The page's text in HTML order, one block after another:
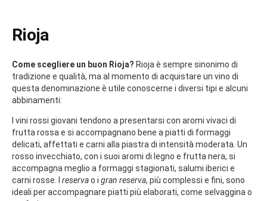
Rioja
Come scegliere un buon Rioja? Rioja è sempre sinonimo di
tradizione e qualità, ma al momento di acquistare un vino di
questa denominazione è utile conoscerne i diversi tipi e alcuni
abbinamenti:
I vini rossi giovani tendono a presentarsi con aromi vivaci di
frutta rossa e si accompagnano bene a piatti di formaggi
delicati, affettati e carni alla piastra di intensità moderata. Un
rosso invecchiato, con i suoi aromi di legno e frutta nera, si
accompagna meglio a formaggi stagionati, salumi iberici e
carni rosse. I reservao i gran reserva, più complessi e fini, sono
ideali per accompagnare piatti più elaborati, come selvaggina o